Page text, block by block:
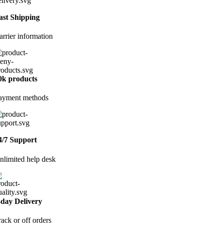
Shipping
information
products
methods
7 Support
help desk
Delivery
or off orders